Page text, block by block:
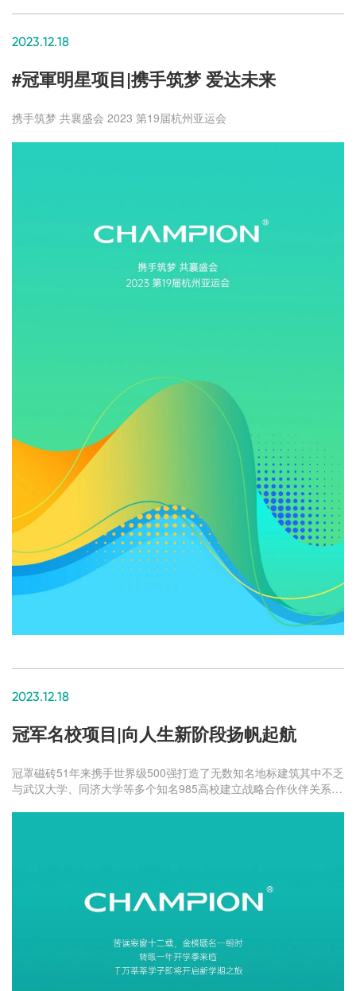
2023.12.18
#冠軍明星项目|携手筑梦 爱达未来
携手筑梦 共襄盛会 2023 第19届杭州亚运会
2023.12.18
冠军名校项目|向人生新阶段扬帆起航
冠罩磁砖51年来携手世界级500强打造了无数知名地标建筑其中不乏
与武汉大学、同济大学等多个知名985高校建立战略合作伙伴关系冠